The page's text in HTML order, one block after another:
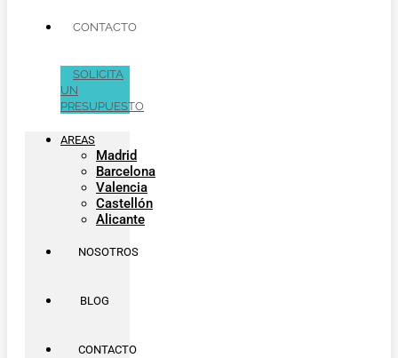
CONTACTO
SOLICITA
UN
PRESUPUESTO
AREAS
Madrid
Barcelona
Valencia
Castellón
Alicante
NOSOTROS
BLOG
CONTACTO